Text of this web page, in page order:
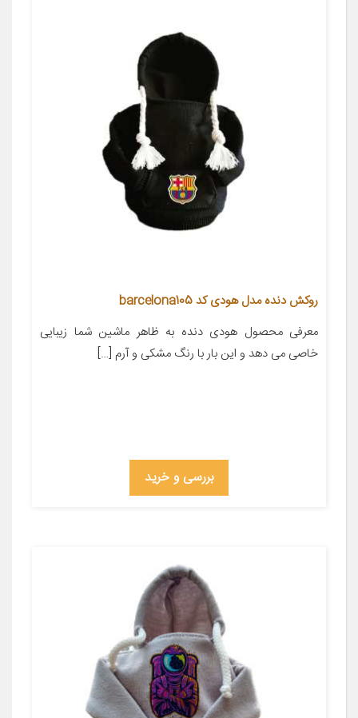
روکش دنده مدل هودی کد barcelona105
معرفی محصول هودی دنده به ظاهر ماشین شما زیبایی
خاصی می دهد و این بار با رنگ مشکی و آرم […]
بررسی و خرید